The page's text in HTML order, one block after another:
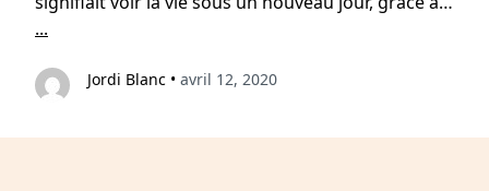
...
Jordi Blanc • avril 12, 2020